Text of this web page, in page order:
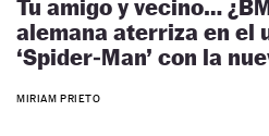
Tu amigo y vecino…
alemana aterriza en el
‘Spider‑Man’ con la
MIRIAM PRIETO